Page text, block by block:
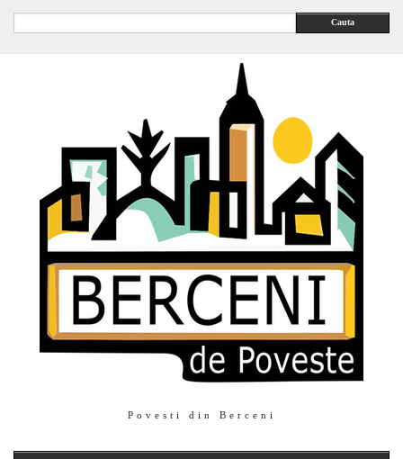
Cauta
Povesti din Berceni